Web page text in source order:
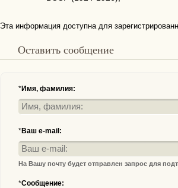
Эта информация доступна для
Оставить сообщение
*Имя, фамилия:
*Ваш e-mail:
На Вашу почту будет отправлен запрос для
*Сообщение: